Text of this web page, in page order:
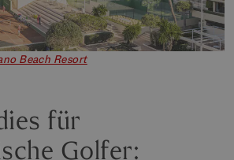
Beach Resort
für
Golfer: